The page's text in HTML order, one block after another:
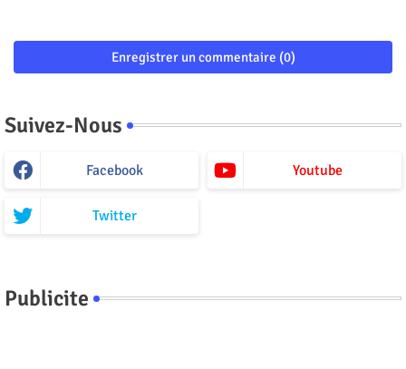
Enregistrer un commentaire (0)
Suivez-Nous
Facebook Youtube
Twitter
Publicite